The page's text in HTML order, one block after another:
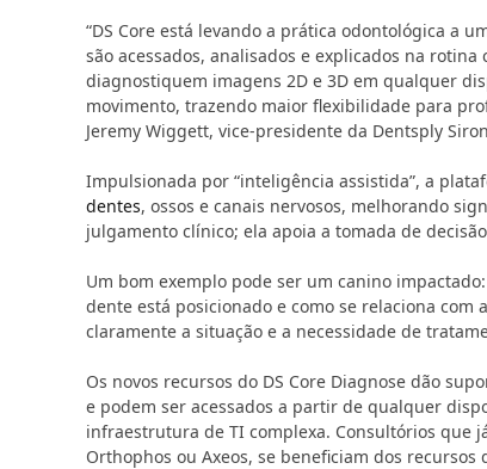
“DS Core está levando a prática odontológica a
são acessados, analisados e explicados na
diagnostiquem imagens 2D e 3D em qualquer
movimento, trazendo maior flexibilidade para
Jeremy Wiggett, vice-presidente da Dentsply
Impulsionada por “inteligência assistida”, a
dentes, ossos e canais nervosos, melhorando
julgamento clínico; ela apoia a tomada de
Um bom exemplo pode ser um canino
dente está posicionado e como se relaciona
claramente a situação e a necessidade de
Os novos recursos do DS Core Diagnose dão
e podem ser acessados a partir de qualquer
infraestrutura de TI complexa. Consultórios que
Orthophos ou Axeos, se beneficiam dos